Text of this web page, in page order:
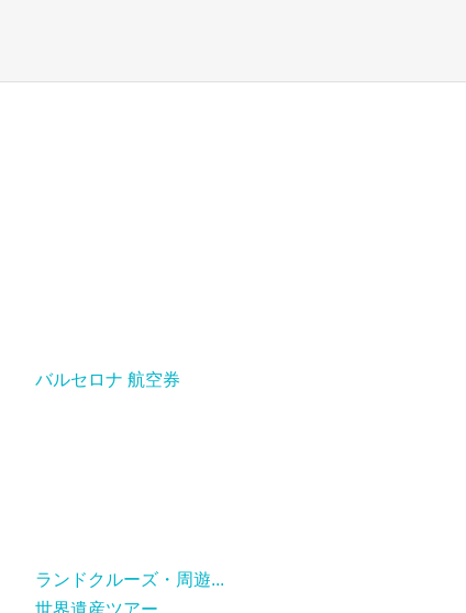
バルセロナ 航空券
ランドクルーズ・周遊...
世界遺産ツアー